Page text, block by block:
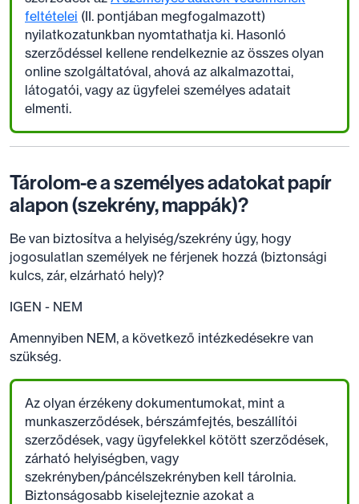
feltételei (II. pontjában megfogalmazott)
nyilatkozatunkban nyomtathatja ki. Hasonló
szerződéssel kellene rendelkeznie az összes olyan
online szolgáltatóval, ahová az alkalmazottai,
látogatói, vagy az ügyfelei személyes adatait
elmenti.
Tárolom-e a személyes adatokat papír
alapon (szekrény, mappák)?
Be van biztosítva a helyiség/szekrény úgy, hogy
jogosulatlan személyek ne férjenek hozzá (biztonsági
kulcs, zár, elzárható hely)?
IGEN - NEM
Amennyiben NEM, a következő intézkedésekre van
szükség.
Az olyan érzékeny dokumentumokat, mint a
munkaszerződések, bérszámfejtés, beszállítói
szerződések, vagy ügyfelekkel kötött szerződések,
zárható helyiségben, vagy
szekrényben/páncélszekrényben kell tárolnia.
Biztonságosabb kiselejteznie azokat a